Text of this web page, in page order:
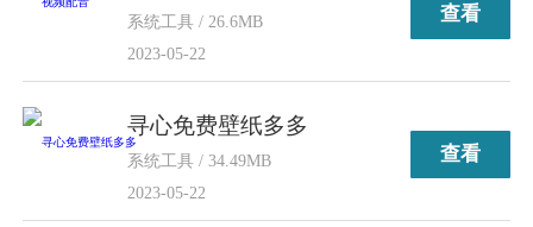
系统工具 / 26.6MB
2023-05-22
查看
寻心免费壁纸多多
系统工具 / 34.49MB
2023-05-22
查看